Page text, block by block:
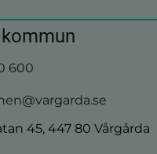
600
45, 447 80 Vårgårda